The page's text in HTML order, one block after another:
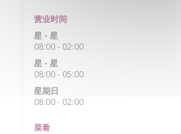
营业时间
星 - 星
08:00 - 02:00
星 - 星
08:00 - 05:00
星期日
08:00 - 02:00
菜肴